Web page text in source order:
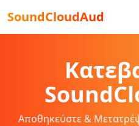
SoundCloudAud
Αποθηκεύστε &